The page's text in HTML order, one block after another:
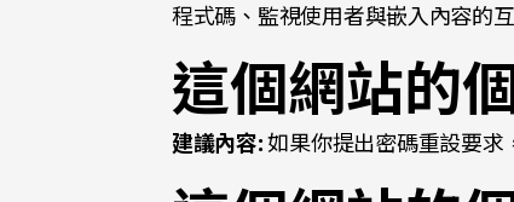
程式碼、監視使用者與嵌入內容的
這個網站的
建議內容:如果你提出密碼重設要求